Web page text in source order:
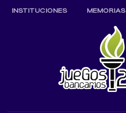
INSTITUCIONES
MEMORIAS